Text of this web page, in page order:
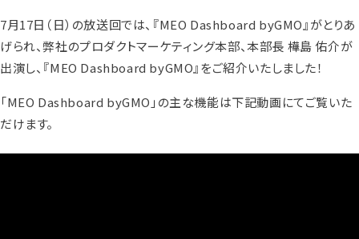
7月17日（日）の放送回では、『MEO Dashboard byGMO』がとりあ
げられ、弊社のプロダクトマーケティング本部、本部長 樺島 佑介が
出演し、『MEO Dashboard byGMO』をご紹介いたしました！
「MEO Dashboard byGMO」の主な機能は下記動画にてご覧いた
だけます。